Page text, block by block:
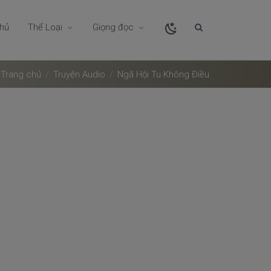
Thể Loại Giọng đọc
Trang chủ Truyện Audio Ngã Hội Tu Không Điều